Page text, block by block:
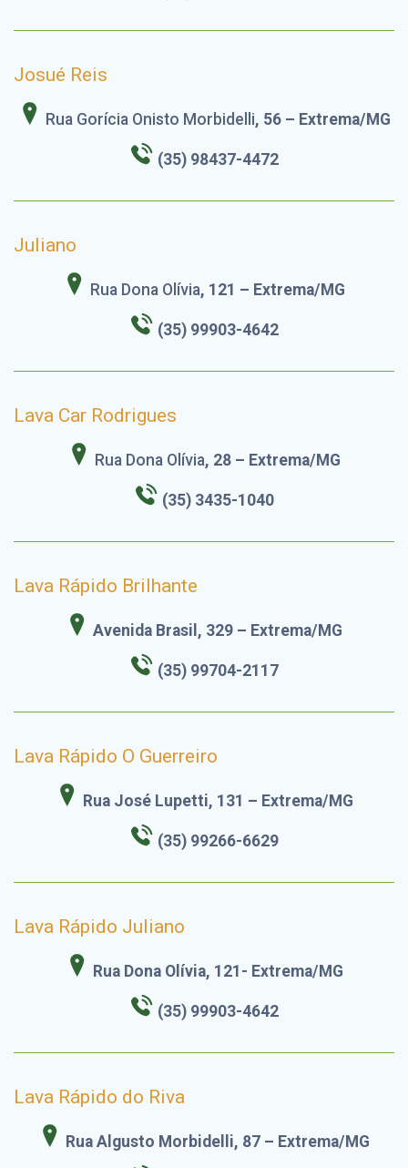
Josué Reis
Rua Gorícia Onisto Morbidelli, 56 – Extrema/MG
(35) 98437-4472
Juliano
Rua Dona Olívia, 121 – Extrema/MG
(35) 99903-4642
Lava Car Rodrigues
Rua Dona Olívia, 28 – Extrema/MG
(35) 3435-1040
Lava Rápido Brilhante
Avenida Brasil, 329 – Extrema/MG
(35) 99704-2117
Lava Rápido O Guerreiro
Rua José Lupetti, 131 – Extrema/MG
(35) 99266-6629
Lava Rápido Juliano
Rua Dona Olívia, 121- Extrema/MG
(35) 99903-4642
Lava Rápido do Riva
Rua Algusto Morbidelli, 87 – Extrema/MG